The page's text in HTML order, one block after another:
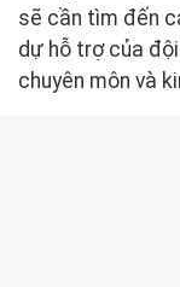
sẽ cần tìm đến
dự hỗ trợ của
chuyên môn và